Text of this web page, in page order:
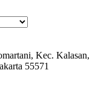
Kec. Kalasan,
55571